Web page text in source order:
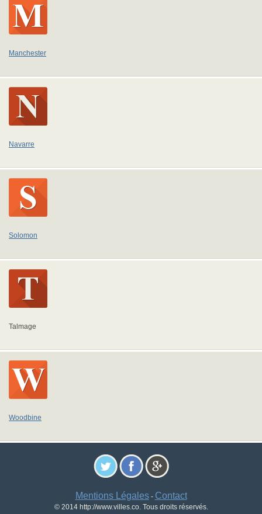
Manchester
Navarre
Solomon
Talmage
Woodbine
Mentions Légales- Contact
© 2014 http://www.villes.co. Tous droits réservés.